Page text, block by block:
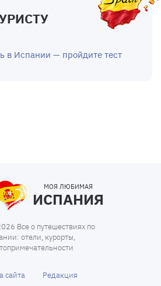
в Испании — пройдите тест
МОЯ ЛЮБИМАЯ
ИСПАНИЯ
Все о путешествиях по
отели, курорты,
сайта Редакция